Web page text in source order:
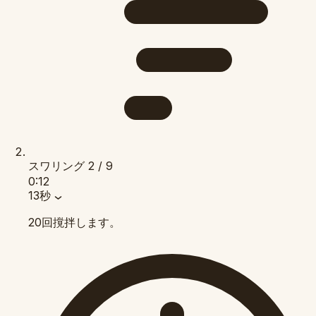
スワリング 2 / 9
0:12
13秒
20回撹拌します。